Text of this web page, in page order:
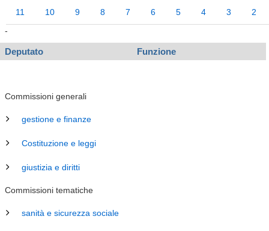
11 10 9 8 7 6 5 4 3
2
-
Deputato Funzione
Commissioni generali
gestione e finanze
Costituzione e leggi
giustizia e diritti
Commissioni tematiche
sanità e sicurezza sociale